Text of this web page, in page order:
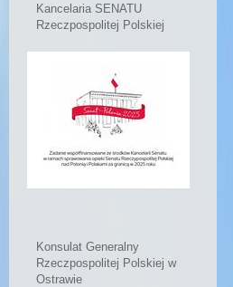
Kancelaria SENATU
Rzeczpospolitej Polskiej
Konsulat Generalny
Rzeczpospolitej Polskiej w
Ostrawie